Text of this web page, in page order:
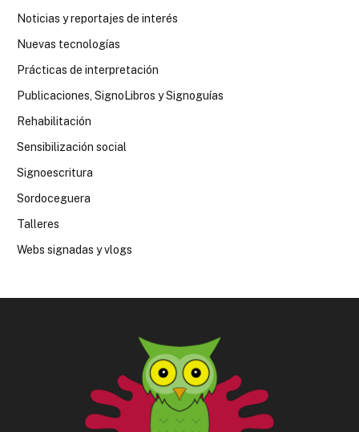
Noticias y reportajes de interés
Nuevas tecnologías
Prácticas de interpretación
Publicaciones, SignoLibros y Signoguías
Rehabilitación
Sensibilización social
Signoescritura
Sordoceguera
Talleres
Webs signadas y vlogs